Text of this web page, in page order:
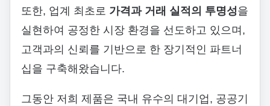
또한, 업계 최초로 가격과 거래 실적의 투명성을
실현하여 공정한 시장 환경을 선도하고 있으며,
고객과의 신뢰를 기반으로 한 장기적인 파트너
십을 구축해왔습니다.
그동안 저희 제품은 국내 유수의 대기업, 공공기